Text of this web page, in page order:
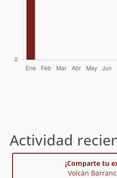
Actividad
¡Comparte tu
Volcán